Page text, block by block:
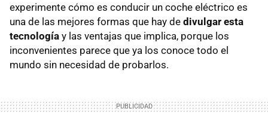
experimente cómo es conducir un coche eléctrico es
una de las mejores formas que hay de divulgar esta
tecnología y las ventajas que implica, porque los
inconvenientes parece que ya los conoce todo el
mundo sin necesidad de probarlos.